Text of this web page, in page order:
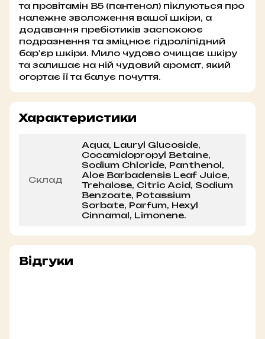
та провітамін B5 (пантенол) піклуються про
належне зволоження вашої шкіри, а
додавання пребіотиків заспокоює
подразнення та зміцнює гідроліпідний
бар'єр шкіри. Мило чудово очищає шкіру
та залишає на ній чудовий аромат, який
огортає її та балує почуття.
Характеристики
Склад
Aqua, Lauryl Glucoside,
Cocamidopropyl Betaine,
Sodium Chloride, Panthenol,
Aloe Barbadensis Leaf Juice,
Trehalose, Citric Acid, Sodium
Benzoate, Potassium
Sorbate, Parfum, Hexyl
Cinnamal, Limonene.
Відгуки